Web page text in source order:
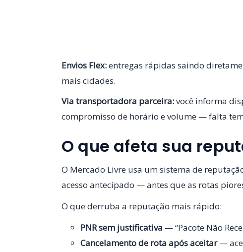
Envios Flex:entregas rápidas saindo
mais cidades.
Via transportadora parceira:você informa
compromisso de horário e volume — falta
O que afeta sua
O Mercado Livre usa um sistema de
acesso antecipado — antes que as rotas
O que derruba a reputação mais rápido:
PNR sem justificativa — “Pacote Não
Cancelamento de rota após aceitar—